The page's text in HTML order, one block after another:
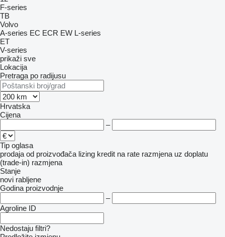
F-series
TB
Volvo
A-series EC ECR EW L-series
ET
V-series
prikaži sve
Lokacija
Pretraga po radijusu
Hrvatska
Cijena
–
Tip oglasa
prodaja od proizvođača lizing kredit na rate razmjena uz doplatu
(trade-in) razmjena
Stanje
novi rabljene
Godina proizvodnje
–
Agroline ID
Nedostaju filtri?